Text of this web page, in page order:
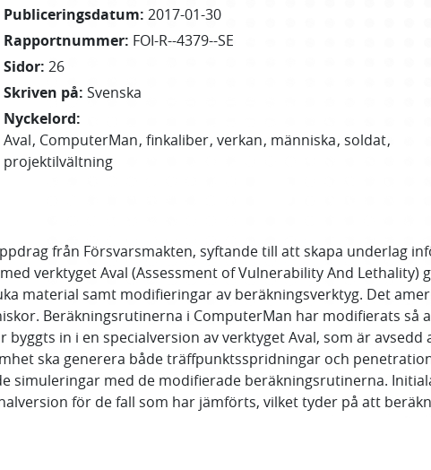
Publiceringsdatum: 2017-01-30
Rapportnummer: FOI-R--4379--SE
Sidor: 26
Skriven på: Svenska
Nyckelord:
Aval ComputerMan finkaliber verkan människa soldat
projektilvältning
från Försvarsmakten, syftande till att skapa underlag
verktyget Aval (Assessment of Vulnerability And
material samt modifieringar av beräkningsverktyg. Det
Beräkningsrutinerna i ComputerMan har modifierats
in i en specialversion av verktyget Aval, som är
ska generera både träffpunktsspridningar och
simuleringar med de modifierade beräkningsrutinerna.
för de fall som har jämförts, vilket tyder på att